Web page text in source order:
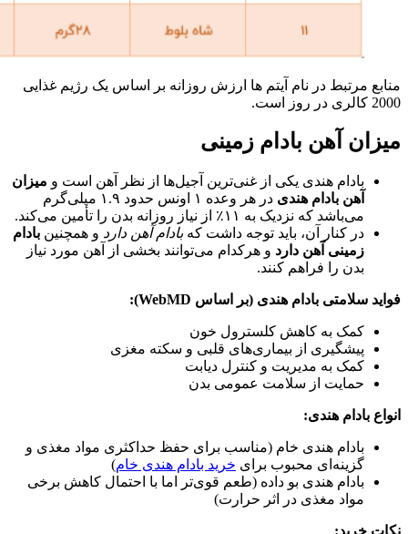
منابع مرتبط در نام آیتم ها ارزش روزانه بر اساس یک رژیم غذایی
2000 کالری در روز است.
میزان آهن بادام زمینی
بادام هندی یکی از غنی‌ترین آجیل‌ها از نظر آهن است و میزان
آهن بادام هندی
در هر وعده ۱ اونس حدود ۱.۹ میلی‌گرم
می‌باشد که نزدیک به ۱۱٪ از نیاز روزانه بدن را تأمین می‌کند.
در کنار آن، باید توجه داشت کهبادام آهن دارد و همچنین بادام
زمینی آهن دارد و هرکدام می‌توانند بخشی از آهن مورد نیاز
بدن را فراهم کنند.
فواید سلامتی بادام هندی (بر اساس WebMD):
کمک به کاهش کلسترول خون
پیشگیری از بیماری‌های قلبی و سکته مغزی
کمک به مدیریت و کنترل دیابت
حمایت از سلامت عمومی بدن
انواع بادام هندی:
بادام هندی خام (مناسب برای حفظ حداکثری مواد مغذی و
گزینه‌ای محبوب برای خرید بادام هندی خام)
بادام هندی بو داده (طعم قوی‌تر اما با احتمال کاهش برخی
مواد مغذی در اثر حرارت)